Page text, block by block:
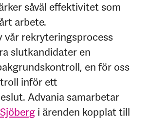
såväl effektivitet som
arbete.
vår rekryteringsprocess
slutkandidater en
en för oss
inför ett
Advania samarbetar
i ärenden kopplat till